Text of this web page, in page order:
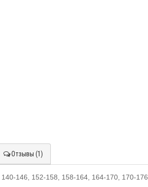
Отзывы (1)
146, 152-158, 158-164, 164-170, 170-176